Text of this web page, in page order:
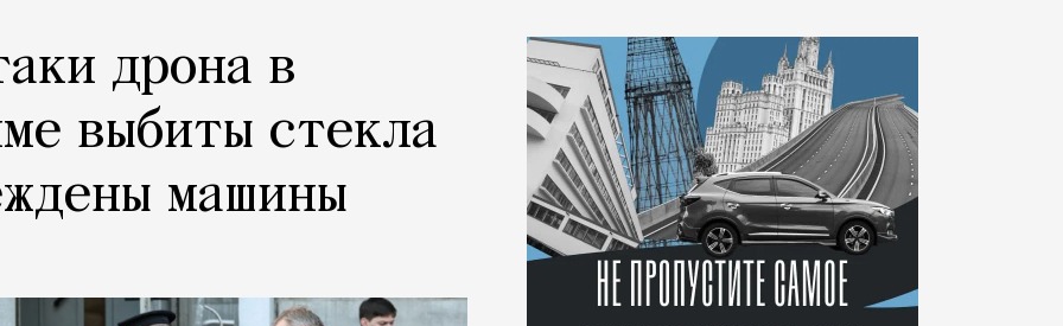
дрона в
выбиты стекла
машины